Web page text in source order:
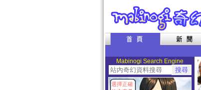
Mabinogi Search Engine
選擇正確